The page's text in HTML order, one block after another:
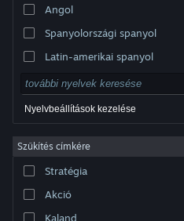
védjegyek jogos tulajdonosaiké az Egyesült
szabályzat
| Jogi információk
Steam előfizetői szerződés
Angol
Spanyolországi spanyol
Latin-amerikai spanyol
Nyelvbeállítások kezelése
Szűkítés címkére
Stratégia
Akció
Kaland